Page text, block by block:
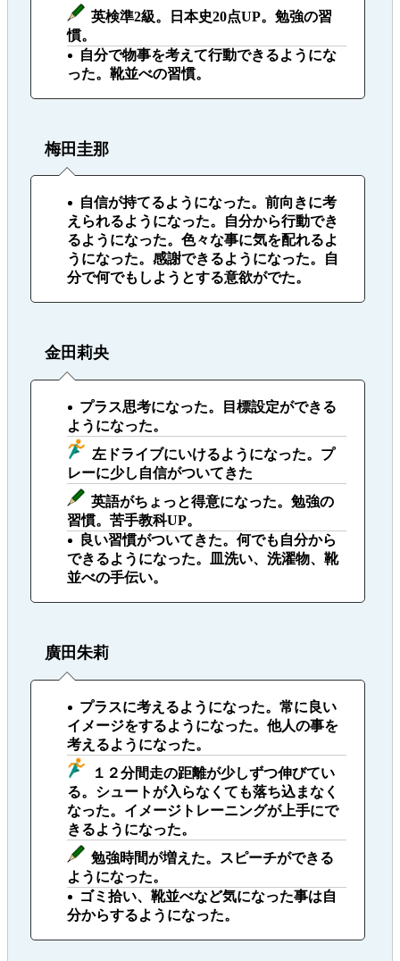
英検準2級。日本史20点UP。勉強の習
慣。
自分で物事を考えて行動できるようにな
った。靴並べの習慣。
梅田圭那
自信が持てるようになった。前向きに考
えられるようになった。自分から行動でき
るようになった。色々な事に気を配れるよ
うになった。感謝できるようになった。自
分で何でもしようとする意欲がでた。
金田莉央
プラス思考になった。目標設定ができる
ようになった。
左ドライブにいけるようになった。プ
レーに少し自信がついてきた
英語がちょっと得意になった。勉強の
習慣。苦手教科UP。
良い習慣がついてきた。何でも自分から
できるようになった。皿洗い、洗濯物、靴
並べの手伝い。
廣田朱莉
プラスに考えるようになった。常に良い
イメージをするようになった。他人の事を
考えるようになった。
１２分間走の距離が少しずつ伸びてい
る。シュートが入らなくても落ち込まなく
なった。イメージトレーニングが上手にで
きるようになった。
勉強時間が増えた。スピーチができる
ようになった。
ゴミ拾い、靴並べなど気になった事は自
分からするようになった。